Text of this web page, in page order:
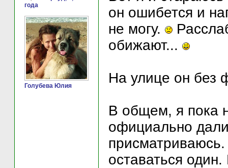
года
Голубева Юлия
он ошибется и
не могу.
обижают...
На улице он без
В общем, я пока
официально
оставаться